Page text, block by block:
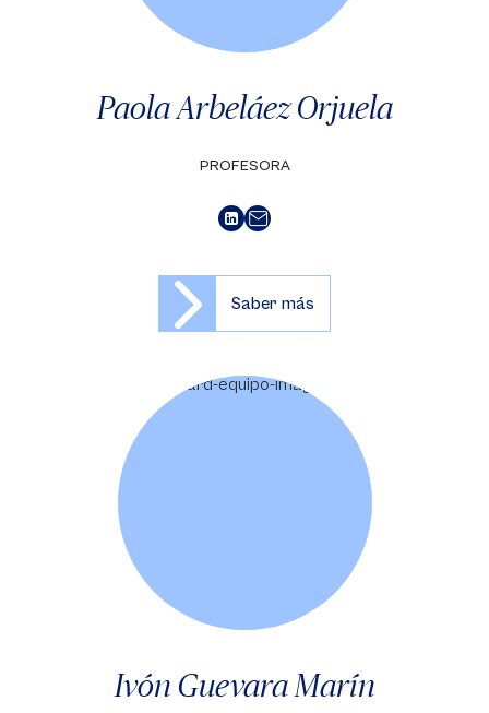
Paola Arbeláez Orjuela
PROFESORA
Saber más
Ivón Guevara Marín